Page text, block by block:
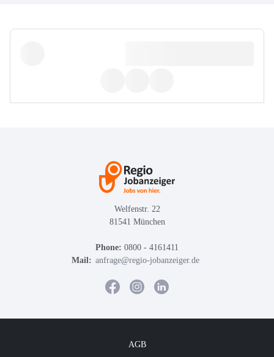
Welfenstr. 22
81541 München
Phone: 0800 - 4161411
Mail: anfrage@regio-jobanzeiger.de
AGB